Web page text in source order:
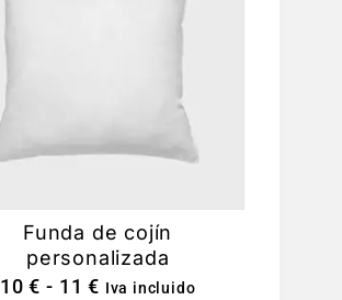
Funda de cojín
personalizada
10€ - 11€ Iva incluido